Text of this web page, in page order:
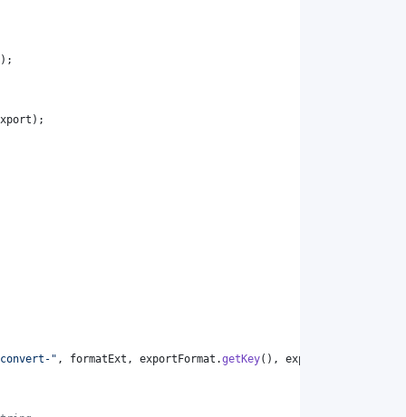
);
);
" , formatExt , exportFormat .getKey(), exportFormat